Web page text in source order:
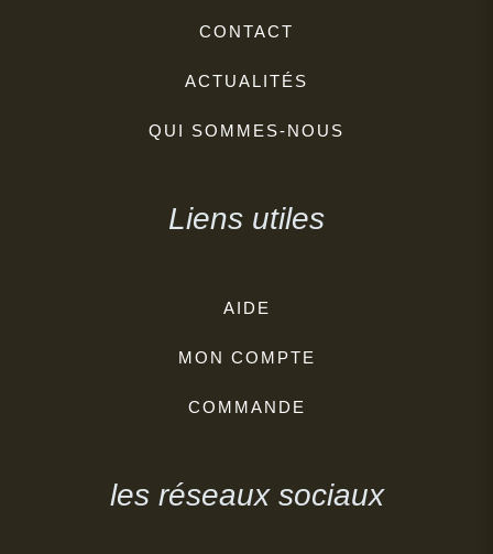
CONTACT
ACTUALITÉS
QUI SOMMES-NOUS
Liens utiles
AIDE
MON COMPTE
COMMANDE
les réseaux sociaux